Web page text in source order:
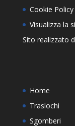
Cookie Policy
Visualizza la
Sito realizzato
Home
Traslochi
Sgomberi